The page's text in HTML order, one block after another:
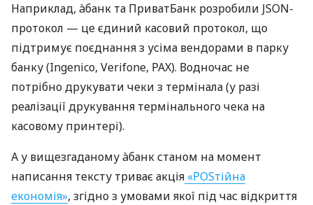
Наприклад, àбанк та ПриватБанк розробили JSON-
протокол — це єдиний касовий протокол, що
підтримує поєднання з усіма вендорами в парку
банку (Ingenico, Verifone, PAX). Водночас не
потрібно друкувати чеки з термінала (у разі
реалізації друкування термінального чека на
касовому принтері).
А у вищезгаданому àбанк станом на момент
написання тексту триває акція «POSтійна
економія», згідно з умовами якої під час відкриття